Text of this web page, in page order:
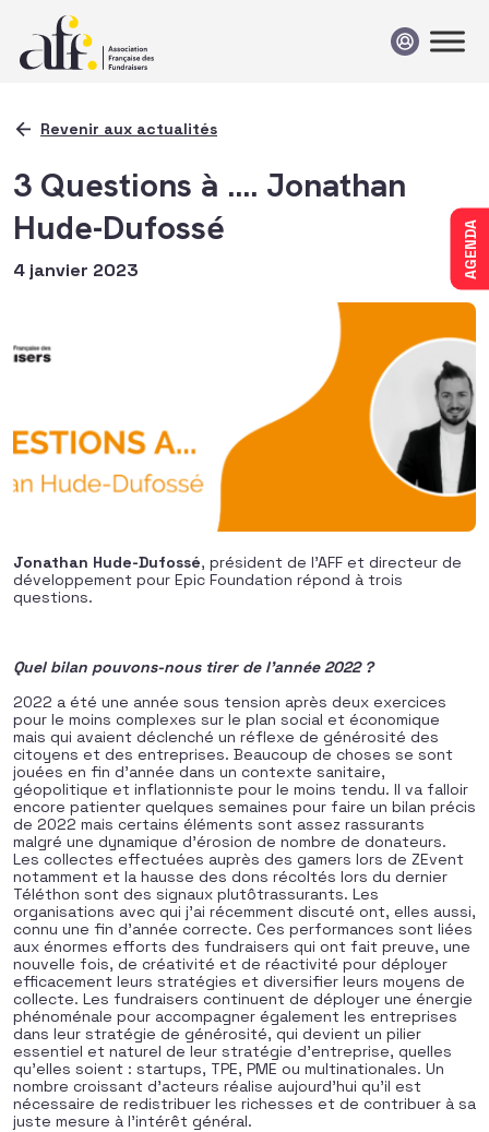
AGENDA
Revenir aux actualités
3 Questions à …. Jonathan
Hude-Dufossé
4 janvier 2023
Jonathan Hude-Dufossé, président de l’AFF et directeur de
développement pour Epic Foundation répond à trois
questions.
Quel bilan pouvons-nous tirer de l’année 2022 ?
2022 a été une année sous tension après deux exercices
pour le moins complexes sur le plan social et économique
mais qui avaient déclenché un réflexe de générosité des
citoyens et des entreprises. Beaucoup de choses se sont
jouées en fin d’année dans un contexte sanitaire,
géopolitique et inflationniste pour le moins tendu. Il va falloir
encore patienter quelques semaines pour faire un bilan précis
de 2022 mais certains éléments sont assez rassurants
malgré une dynamique d’érosion de nombre de donateurs.
Les collectes effectuées auprès des gamers lors de ZEvent
notamment et la hausse des dons récoltés lors du dernier
Téléthon sont des signaux plutôtrassurants. Les
organisations avec qui j’ai récemment discuté ont, elles aussi,
connu une fin d’année correcte. Ces performances sont liées
aux énormes efforts des fundraisers qui ont fait preuve, une
nouvelle fois, de créativité et de réactivité pour déployer
efficacement leurs stratégies et diversifier leurs moyens de
collecte. Les fundraisers continuent de déployer une énergie
phénoménale pour accompagner également les entreprises
dans leur stratégie de générosité, qui devient un pilier
essentiel et naturel de leur stratégie d’entreprise, quelles
qu’elles soient : startups, TPE, PME ou multinationales. Un
nombre croissant d’acteurs réalise aujourd’hui qu’il est
nécessaire de redistribuer les richesses et de contribuer à sa
juste mesure à l’intérêt général.